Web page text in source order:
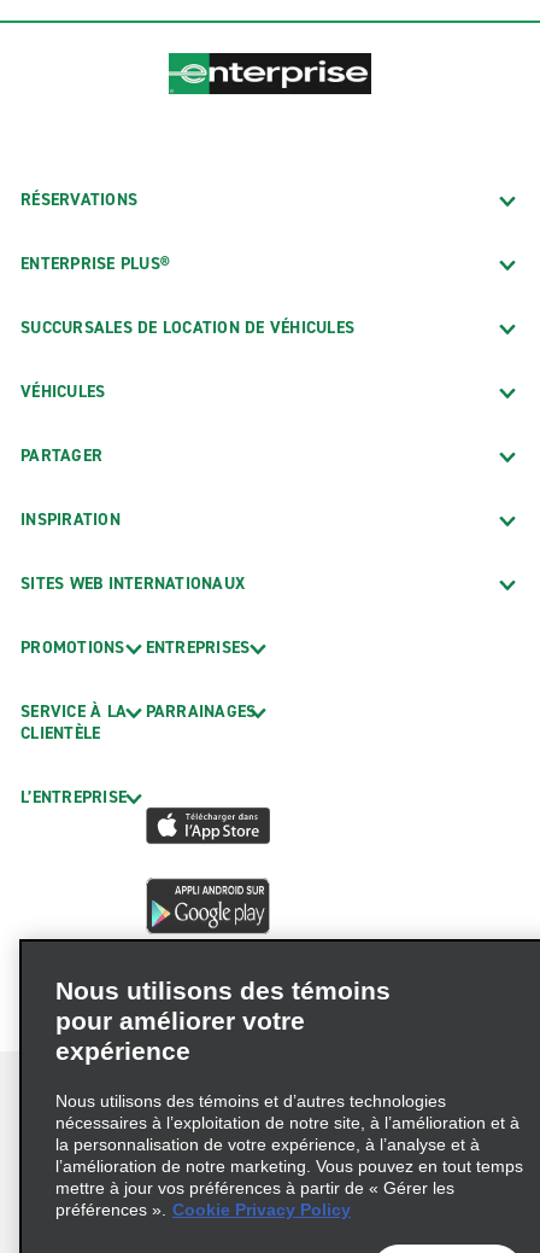
RÉSERVATIONS
ENTERPRISE PLUS®
SUCCURSALES DE LOCATION DE VÉHICULES
VÉHICULES
PARTAGER
INSPIRATION
SITES WEB INTERNATIONAUX
PROMOTIONS
SERVICE À LA
CLIENTÈLE
L’ENTREPRISE
ENTREPRISES
PARRAINAGES
Conditions d’utilisation
Politique de confidentialité
Politique sur les fichiers témoins
Nous utilisons des témoins
pour améliorer votre
expérience
Nous utilisons des témoins et d’autres technologies
nécessaires à l’exploitation de notre site, à l’amélioration et à
la personnalisation de votre expérience, à l’analyse et à
l’amélioration de notre marketing. Vous pouvez en tout temps
mettre à jour vos préférences à partir de « Gérer les
préférences ». Cookie Privacy Policy